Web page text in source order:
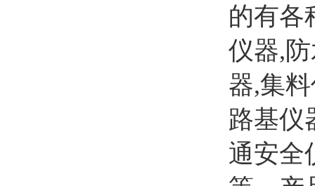
的有各
仪器,
器,集
路基仪
通安全